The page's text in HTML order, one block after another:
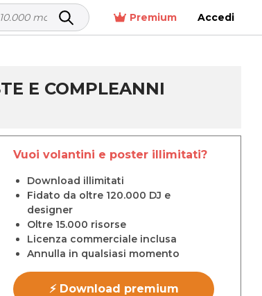
Premium Accedi
E COMPLEANNI
Vuoi volantini e poster illimitati?
Download illimitati
Fidato da oltre 120.000 DJ e
designer
Oltre 15.000 risorse
Licenza commerciale inclusa
Annulla in qualsiasi momento
⚡ Download premium